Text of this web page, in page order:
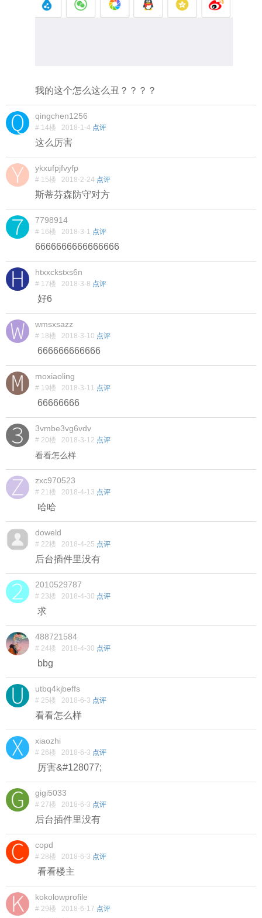
我的这个怎么这么丑？？？？
qingchen1256
# 14楼 2018-1-4 点评
这么厉害
ykxufpjfvyfp
# 15楼 2018-2-24 点评
斯蒂芬森防守对方
7798914
# 16楼 2018-3-1 点评
6666666666666666
htxxckstxs6n
# 17楼 2018-3-8 点评
好6
wmsxsazz
# 18楼 2018-3-10 点评
666666666666
moxiaoling
# 19楼 2018-3-11 点评
66666666
3vmbe3vg6vdv
# 20楼 2018-3-12 点评
看看怎么样
zxc970523
# 21楼 2018-4-13 点评
哈哈
doweld
# 22楼 2018-4-25 点评
后台插件里没有
2010529787
# 23楼 2018-4-30 点评
求
488721584
# 24楼 2018-4-30 点评
bbg
utbq4kjbeffs
# 25楼 2018-6-3 点评
看看怎么样
xiaozhi
# 26楼 2018-6-3 点评
厉害&#128077;
gigi5033
# 27楼 2018-6-3 点评
后台插件里没有
copd
# 28楼 2018-6-3 点评
看看楼主
kokolowprofile
# 29楼 2018-6-17 点评